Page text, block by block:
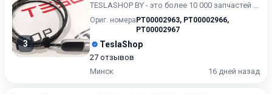
3
TESLASHOP BY - это более 10 000 запчастей и
аксессуаров для T...
Ориг. номера PT00002963, PT00002966,
PT00002967
TeslaShop
27 отзывов
Минск
16 дней назад